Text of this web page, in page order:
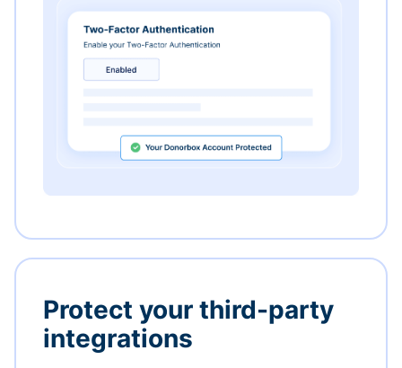
Protect your third-party
integrations